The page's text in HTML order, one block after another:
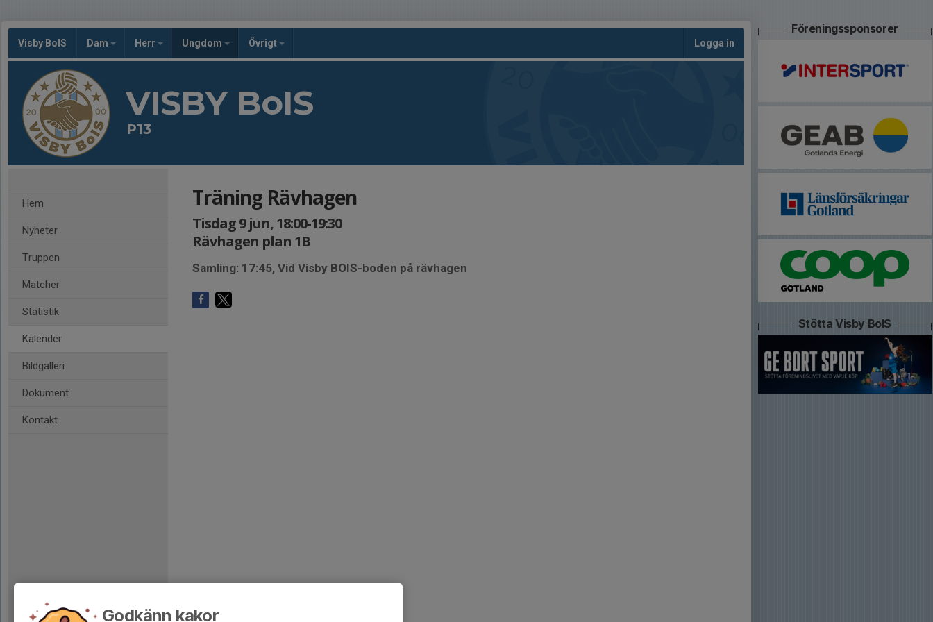
Visby BoIS Dam Herr Ungdom Övrigt Logga in
VISBY BoIS
P13
Hem
Nyheter
Truppen
Matcher
Statistik
Kalender
Bildgalleri
Dokument
Kontakt
Träning Rävhagen
Tisdag 9 jun, 18:00-19:30
Rävhagen plan 1B
Samling: 17:45, Vid Visby BOIS-boden på rävhagen
Föreningssponsorer
Stötta Visby BoIS
Godkänn kakor